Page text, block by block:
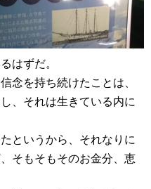
はずだ。
念を持ち続けたことは、
、それは生きている内に
というから、それなりに
そもそもそのお金分、恵